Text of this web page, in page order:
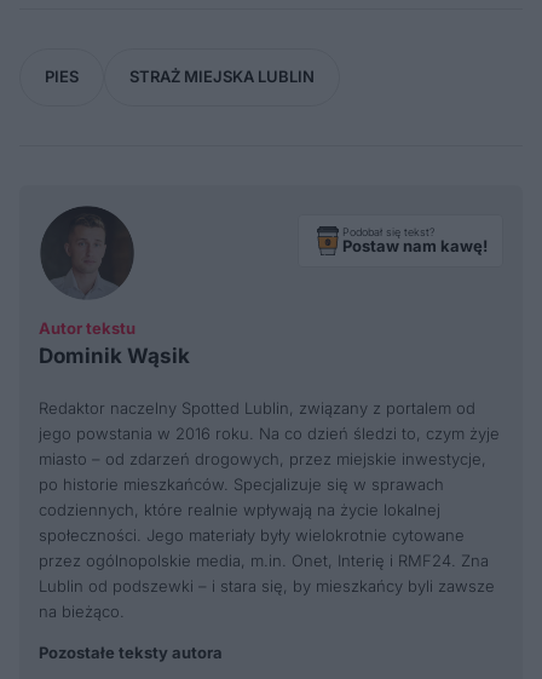
PIES STRAŻ MIEJSKA LUBLIN
Autor tekstu
Dominik Wąsik
Podobał się tekst?
Postaw nam kawę!
Redaktor naczelny Spotted Lublin, związany z portalem od
jego powstania w 2016 roku. Na co dzień śledzi to, czym żyje
miasto – od zdarzeń drogowych, przez miejskie inwestycje,
po historie mieszkańców. Specjalizuje się w sprawach
codziennych, które realnie wpływają na życie lokalnej
społeczności. Jego materiały były wielokrotnie cytowane
przez ogólnopolskie media, m.in. Onet, Interię i RMF24. Zna
Lublin od podszewki – i stara się, by mieszkańcy byli zawsze
na bieżąco.
Pozostałe teksty autora